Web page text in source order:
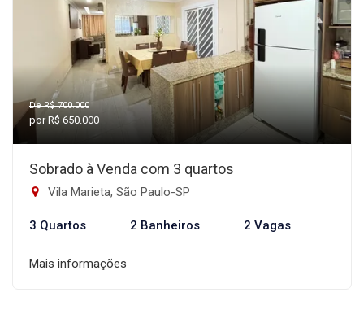
De R$ 700.000
por R$ 650.000
Sobrado à Venda com 3 quartos
Vila Marieta, São Paulo-SP
3 Quartos 2 Banheiros 2 Vagas
Mais informações